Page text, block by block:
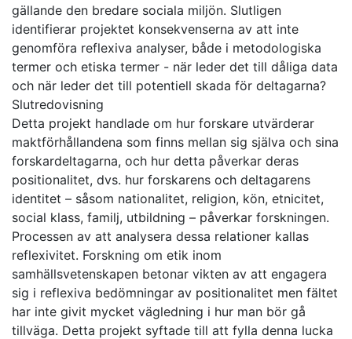
gällande den bredare sociala miljön. Slutligen
identifierar projektet konsekvenserna av att inte
genomföra reflexiva analyser, både i metodologiska
termer och etiska termer - när leder det till dåliga data
och när leder det till potentiell skada för deltagarna?
Slutredovisning
Detta projekt handlade om hur forskare utvärderar
maktförhållandena som finns mellan sig själva och sina
forskardeltagarna, och hur detta påverkar deras
positionalitet, dvs. hur forskarens och deltagarens
identitet – såsom nationalitet, religion, kön, etnicitet,
social klass, familj, utbildning – påverkar forskningen.
Processen av att analysera dessa relationer kallas
reflexivitet. Forskning om etik inom
samhällsvetenskapen betonar vikten av att engagera
sig i reflexiva bedömningar av positionalitet men fältet
har inte givit mycket vägledning i hur man bör gå
tillväga. Detta projekt syftade till att fylla denna lucka